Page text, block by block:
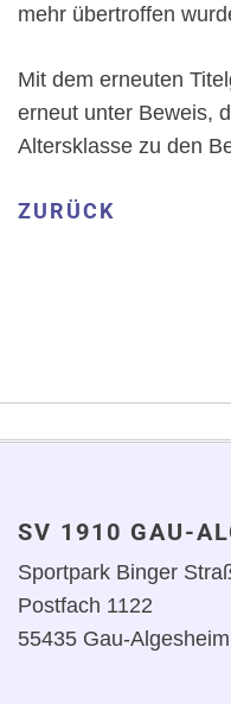
mehr übertroffen
Mit dem erneuten
erneut unter Beweis,
Altersklasse zu den
ZURÜCK
SV 1910 GAU-
Sportpark Binger
Postfach 1122
55435 Gau-Algesheim